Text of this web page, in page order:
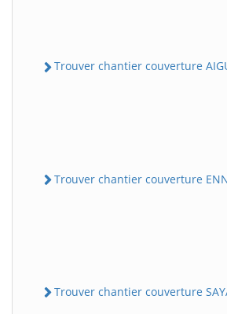
Trouver chantier couverture
Trouver chantier couverture
Trouver chantier couverture